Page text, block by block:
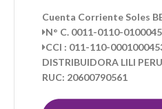
Cuenta Corriente Soles
N° C. 0011-0110-
CCI : 011-110-
DISTRIBUIDORA LILI
RUC: 20600790561